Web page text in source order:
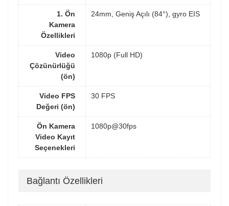
1. Ön
Kamera
Özellikleri
24mm, Geniş Açılı (84°), gyro EIS
Video
Çözünürlüğü
(ön)
1080p (Full HD)
Video FPS
Değeri (ön)
30 FPS
Ön Kamera
Video Kayıt
Seçenekleri
1080p@30fps
Bağlantı Özellikleri